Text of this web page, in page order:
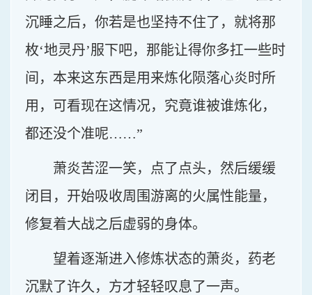
沉睡之后，你若是也坚持不住了，就将那
枚‘地灵丹’服下吧，那能让得你多扛一些时
间，本来这东西是用来炼化陨落心炎时所
用，可看现在这情况，究竟谁被谁炼化，
都还没个准呢……”
萧炎苦涩一笑，点了点头，然后缓缓
闭目，开始吸收周围游离的火属性能量，
修复着大战之后虚弱的身体。
望着逐渐进入修炼状态的萧炎，药老
沉默了许久，方才轻轻叹息了一声。